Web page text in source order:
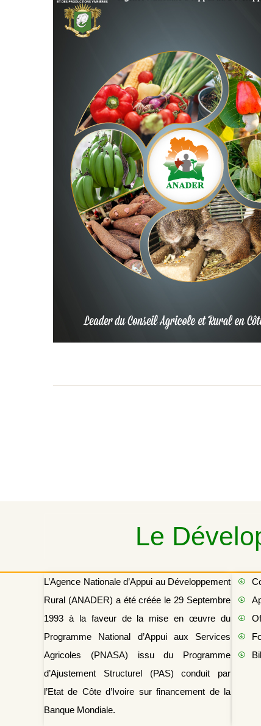
Le
L’Agence Nationale d’Appui au Développement
Rural (ANADER) a été créée le 29 Septembre
1993 à la faveur de la mise en œuvre du
Programme National d’Appui aux Services
Agricoles (PNASA) issu du Programme
d’Ajustement Structurel (PAS) conduit par
l’Etat de Côte d’Ivoire sur financement de la
Banque Mondiale.